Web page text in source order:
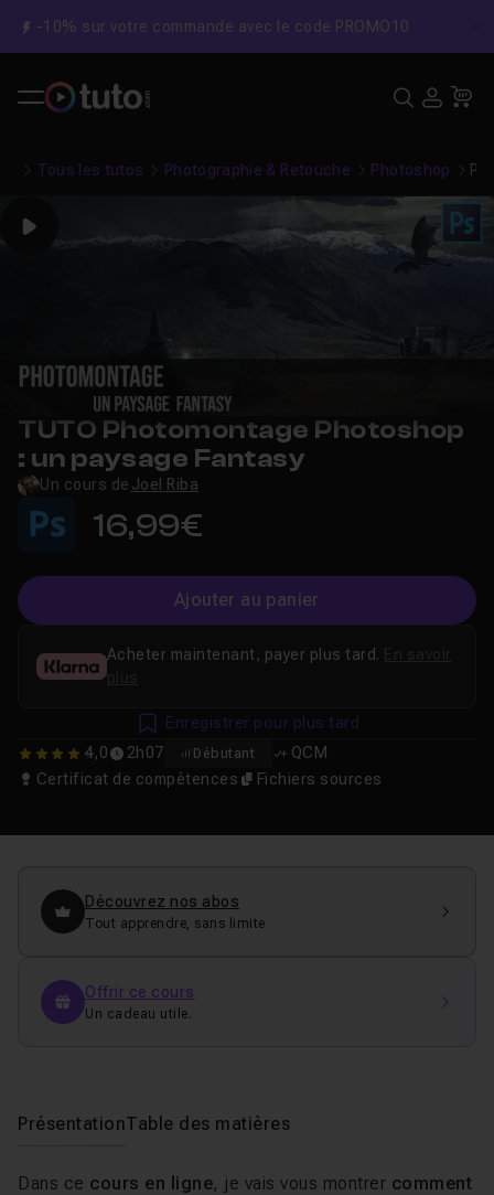
-10% sur votre commande avec le code PROMO10
Tous les tutos Photographie & Retouche Photoshop
Play
TUTO Photomontage Photoshop
: un paysage Fantasy
Un cours de Joel Riba
16,99€
Ajouter au panier
4 4,0 2h07 Débutant
QCM
Certificat de compétences
Fichiers sources
Acheter maintenant, payer plus tard.
plus
Enregistrer pour plus tard
Découvrez nos abos
Tout apprendre, sans limite
Offrir ce cours
Un cadeau utile.
PrésentationTable des matières
Dans ce cours en ligne, je vais vous montrer comment